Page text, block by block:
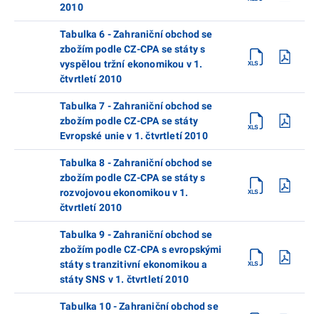
2010
Tabulka 6 - Zahraniční obchod se
zbožím podle CZ-CPA se státy s
vyspělou tržní ekonomikou v 1.
čtvrtletí 2010
Tabulka 7 - Zahraniční obchod se
zbožím podle CZ-CPA se státy
Evropské unie v 1. čtvrtletí 2010
Tabulka 8 - Zahraniční obchod se
zbožím podle CZ-CPA se státy s
rozvojovou ekonomikou v 1.
čtvrtletí 2010
Tabulka 9 - Zahraniční obchod se
zbožím podle CZ-CPA s evropskými
státy s tranzitivní ekonomikou a
státy SNS v 1. čtvrtletí 2010
Tabulka 10 - Zahraniční obchod se